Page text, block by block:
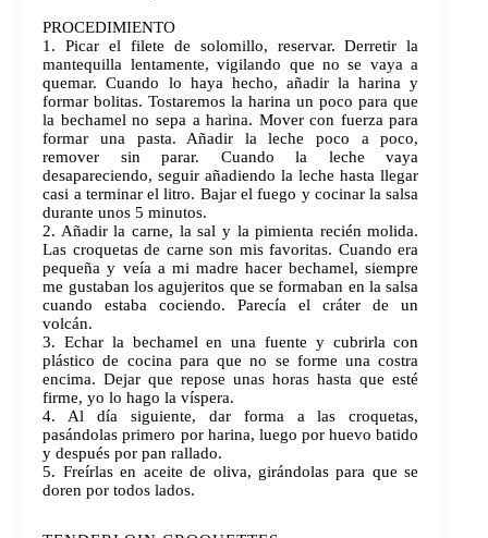
PROCEDIMIENTO
1. Picar el filete de solomillo, reservar. Derretir la
mantequilla lentamente, vigilando que no se vaya a
quemar. Cuando lo haya hecho, añadir la harina y
formar bolitas. Tostaremos la harina un poco para que
la bechamel no sepa a harina. Mover con fuerza para
formar una pasta. Añadir la leche poco a poco,
remover sin parar. Cuando la leche vaya
desapareciendo, seguir añadiendo la leche hasta llegar
casi a terminar el litro. Bajar el fuego y cocinar la salsa
durante unos 5 minutos.
2. Añadir la carne, la sal y la pimienta recién molida.
Las croquetas de carne son mis favoritas. Cuando era
pequeña y veía a mi madre hacer bechamel, siempre
me gustaban los agujeritos que se formaban en la salsa
cuando estaba cociendo. Parecía el cráter de un
volcán.
3. Echar la bechamel en una fuente y cubrirla con
plástico de cocina para que no se forme una costra
encima. Dejar que repose unas horas hasta que esté
firme, yo lo hago la víspera.
4. Al día siguiente, dar forma a las croquetas,
pasándolas primero por harina, luego por huevo batido
y después por pan rallado.
5. Freírlas en aceite de oliva, girándolas para que se
doren por todos lados.